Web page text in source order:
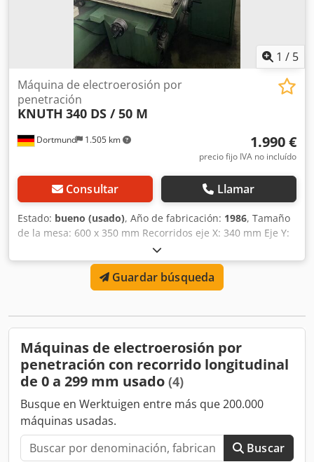
1 / 5
Dortmund 1.505 km
Máquina de electroerosión por
penetración
KNUTH 340 DS / 50 M
1.990 €
precio fijo IVA no incluído
Consultar Llamar
Estado: bueno (usado), Año de fabricación: 1986, Tamaño
de la mesa: 600 x 350 mm Recorridos eje X: 340 mm Eje Y:
260 mm Recorrido ajustable del cabezal: 200 mm
Recorrido del husillo (servo): 210 mm Peso máximo de la
pieza de trabajo: 500 kg Dcedpfxory Tq Do Adrsk Incluye
dieléctrico casi nuevo, filtros adicionales, manual de
Rüschebrinkstr. 151-153 DE - 44143 Dortmund - Wambel
Guardar búsqueda
Máquinas de electroerosión por
penetración con recorrido longitudinal
de 0 a 299 mm usado (4)
Busque en Werktuigen entre más que 200.000
máquinas usadas.
Buscar